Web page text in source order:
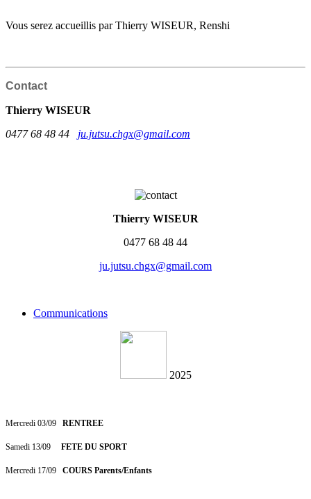
Vous serez accueillis par Thierry WISEUR, Renshi
Contact
Thierry WISEUR
0477 68 48 44 ju.jutsu.chgx@gmail.com
Thierry WISEUR
0477 68 48 44
ju.jutsu.chgx@gmail.com
Communications
2025
Mercredi 03/09 RENTREE
Samedi 13/09 FETE DU SPORT
Mercredi 17/09 COURS Parents/Enfants